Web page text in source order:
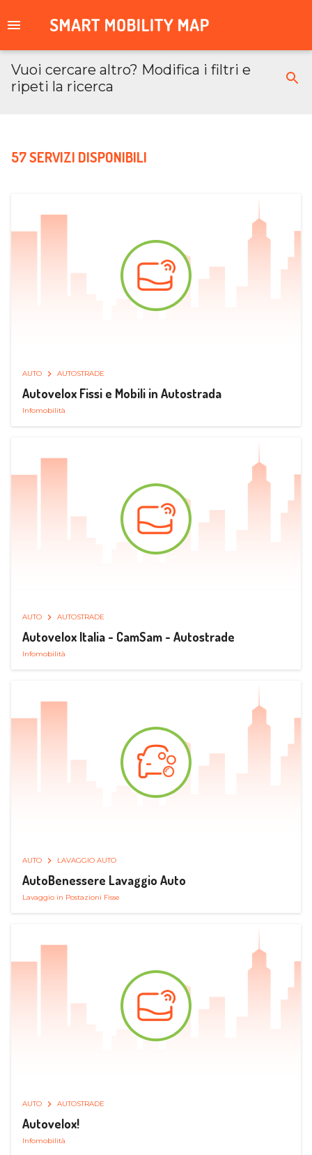
Vuoi cercare altro? Modifica i filtri e
ripeti la ricerca
57 SERVIZI DISPONIBILI
AUTO AUTOSTRADE
Autovelox Fissi e Mobili in Autostrada
Infomobilità
AUTO AUTOSTRADE
Autovelox Italia - CamSam - Autostrade
Infomobilità
AUTO LAVAGGIO AUTO
AutoBenessere Lavaggio Auto
Lavaggio in Postazioni Fisse
AUTO AUTOSTRADE
Autovelox!
Infomobilità